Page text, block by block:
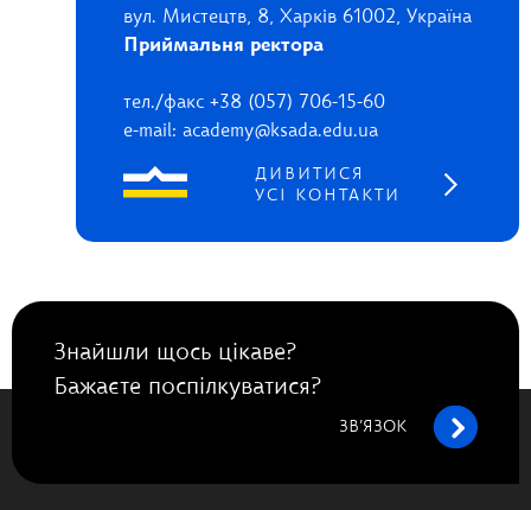
вул. Мистецтв, 8, Харків 61002, Україна
Приймальня ректора
тел./факс +38 (057) 706-15-60
e-mail: academy@ksada.edu.ua
ДИВИТИСЯ
УСІ КОНТАКТИ
Знайшли щось цікаве?
Бажаєте поспілкуватися?
ЗВ’ЯЗОК